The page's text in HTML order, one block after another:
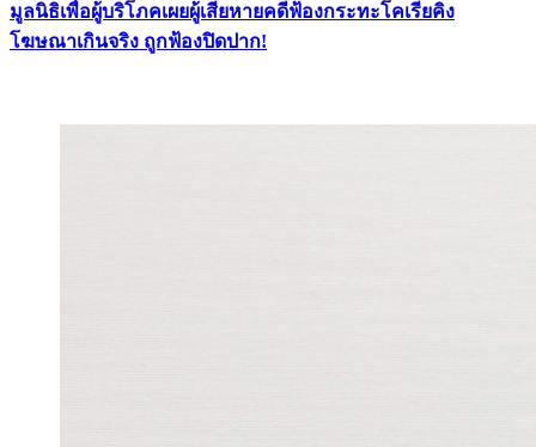
มูลนิธิเพื่อผู้บริโภคเผยผู้เสียหายคดีฟ้องกระทะโคเรียคิง
โฆษณาเกินจริง ถูกฟ้องปิดปาก!